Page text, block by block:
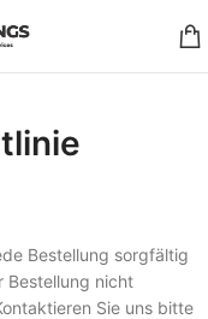
Bestellung sorgfältig
Bestellung nicht
Sie uns bitte